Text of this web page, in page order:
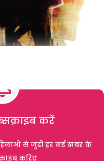
करें
से जुड़ी हर नई खबर के
करिए